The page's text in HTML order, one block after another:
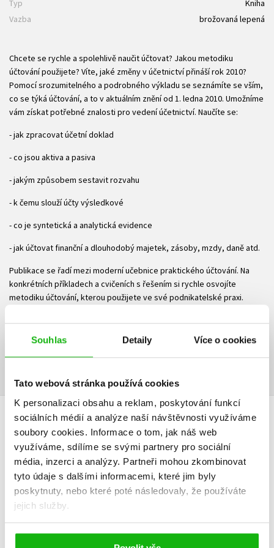
Souhlas Detaily Více o cookies
Tato webová stránka používá cookies
K personalizaci obsahu a reklam, poskytování funkcí
sociálních médií a analýze naší návštěvnosti využíváme
soubory cookies. Informace o tom, jak náš web
využíváme, sdílíme se svými partnery pro sociální
média, inzerci a analýzy. Partneři mohou zkombinovat
tyto údaje s dalšími informacemi, které jim byly
poskytnuty, nebo které poté následovaly, že používáte
jejich služby.
Typ
Kniha
Vazba
brožovaná lepená
Chcete se rychle a spolehlivě naučit účtovat? Jakou metodiku
účtování použijete? Víte, jaké změny v účetnictví přináší rok 2010?
Pomocí srozumitelného a podrobného výkladu se seznámíte se vším,
co se týká účtování, a to v aktuálním znění od 1. ledna 2010. Umožníme
vám získat potřebné znalosti pro vedení účetnictví. Naučíte se:
- jak zpracovat účetní doklad
- co jsou aktiva a pasiva
- jakým způsobem sestavit rozvahu
- k čemu slouží účty výsledkové
- co je syntetická a analytická evidence
- jak účtovat finanční a dlouhodobý majetek, zásoby, mzdy, daně atd.
Publikace se řadí mezi moderní učebnice praktického účtování. Na
konkrétních příkladech a cvičeních s řešením si rychle osvojíte
metodiku účtování, kterou použijete ve své podnikatelské praxi.
Ke stažení
Obsah.pdf
HODNOCENÍ ČTENÁŘŮ
V současné době nejsou vytvořena žádná uživatelská hodnocení.
Vaše hodnocení
Uživatelskou recenzi mohou vkládat pouze registrovaní uživatelé
Přihlásit